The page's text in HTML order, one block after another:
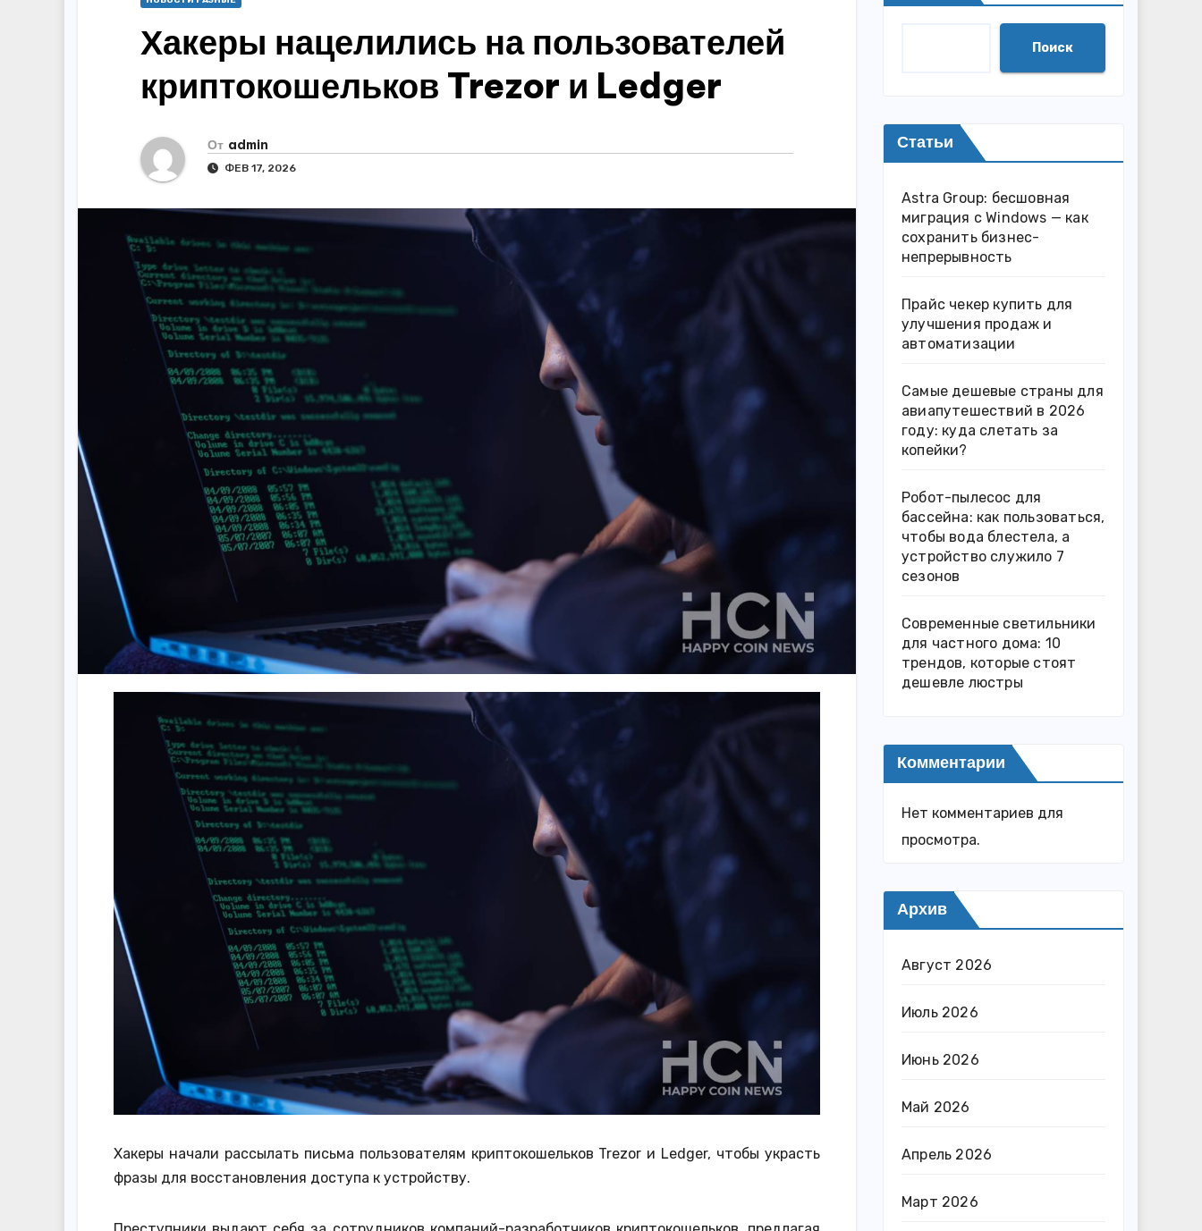
Хакеры нацелились на пользователей
криптокошельков Trezor и Ledger
От admin
ФЕВ 17, 2026
Хакеры начали рассылать письма пользователям криптокошельков Trezor и Ledger, чтобы украсть
фразы для восстановления доступа к устройству.
Поиск
Статьи
Astra Group: бесшовная
миграция с Windows — как
сохранить бизнес-
непрерывность
Прайс чекер купить для
улучшения продаж и
автоматизации
Самые дешевые страны для
авиапутешествий в 2026
году: куда слетать за
копейки?
Робот-пылесос для
бассейна: как пользоваться,
чтобы вода блестела, а
устройство служило 7
сезонов
Современные светильники
для частного дома: 10
трендов, которые стоят
дешевле люстры
Комментарии
Нет комментариев для
просмотра.
Архив
Август 2026
Июль 2026
Июнь 2026
Май 2026
Апрель 2026
Март 2026